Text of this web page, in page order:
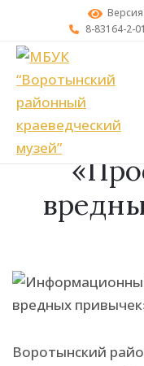
Версия
8-83164-2-
Воротынский